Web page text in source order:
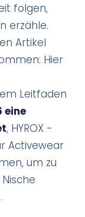
folgen,
erzähle.
Artikel
Hier
Leitfaden
eine
, HYROX -
Activewear
um zu